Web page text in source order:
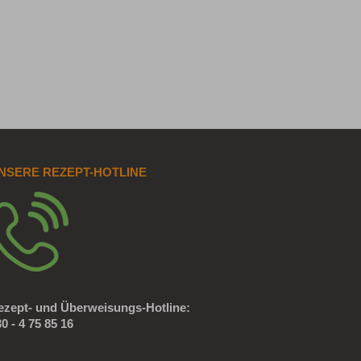
REZEPT-HOTLINE
und Überweisungs-Hotline:
- 4 75 85 16